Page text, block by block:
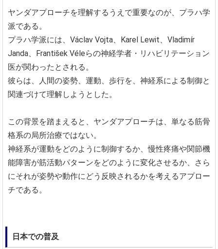
ヤンダアプローチを理解するうえで重要なのが、プラハ学
派である。
プラハ学派には、Václav Vojta、Karel Lewit、Vladimír
Janda、František Véleらの神経学者・リハビリテーション
医が関わったとされる。
彼らは、人間の姿勢、運動、歩行を、神経系による制御と
関連づけて理解しようとした。
この背景を踏まえると、ヤンダアプローチは、単なる筋骨
格系の局所治療ではない。
神経系が運動をどのように制御するか、慢性疼痛や関節機
能障害が筋活動パターンをどのように変化させるか、さら
にそれが姿勢や動作にどう反映されるかを考えるアプロー
チである。
日本での普及